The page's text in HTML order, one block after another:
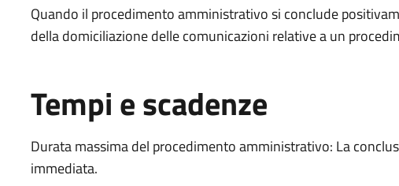
Quando il procedimento amministrativo si conclude
della domiciliazione delle comunicazioni relative a un
Tempi e scadenze
Durata massima del procedimento amministrativo: La
immediata.